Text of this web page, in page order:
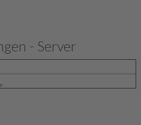
- Server